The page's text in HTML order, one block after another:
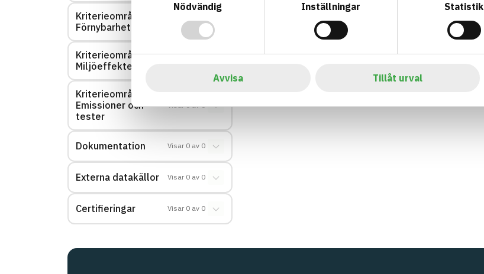
Nödvändig
Inställningar Statistik
Avvisa Tillåt urval
Kriterieområde:
Förnybarhet
0 av 0
Kriterieområde:
Miljöeffekter – EPD
Kriterieområde:
Emissioner och
tester
Visar 0 av 0
Dokumentation Visar 0 av 0
Externa datakällor Visar 0 av 0
Certifieringar Visar 0 av 0